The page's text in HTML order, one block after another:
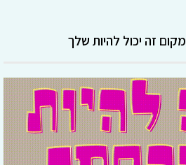
זה יכול להיות שלך